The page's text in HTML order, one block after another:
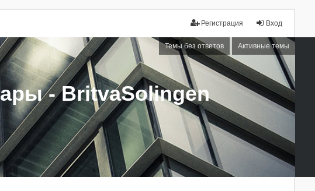
Вход
Регистрация
Темы без ответов Активные темы
- BritvaSolingen